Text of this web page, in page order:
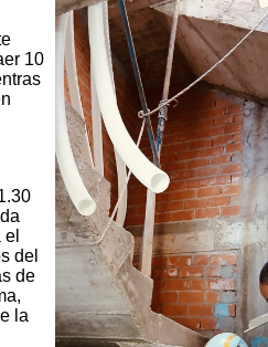
10
del
de
la